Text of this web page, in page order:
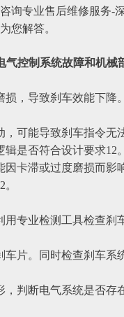
询专业售后维修服务-
您解答。
控制系统故障和机械
损，导致刹车效能下降
可能导致刹车指令无
是否符合设计要求‌12。
卡滞或过度磨损而影
用专业检测工具检查刹
车片。同时检查刹车系
判断电气系统是否存